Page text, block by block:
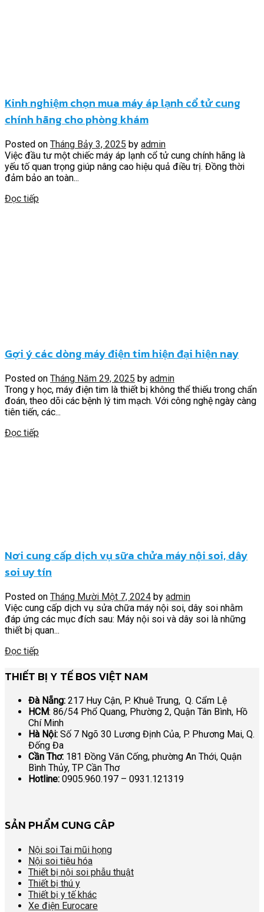
Kinh nghiệm chọn mua máy áp lạnh cổ tử cung
chính hãng cho phòng khám
Posted on Tháng Bảy 3, 2025 by admin
Việc đầu tư một chiếc máy áp lạnh cổ tử cung chính hãng là
yếu tố quan trọng giúp nâng cao hiệu quả điều trị. Đồng thời
đảm bảo an toàn...
Đọc tiếp
Gợi ý các dòng máy điện tim hiện đại hiện nay
Posted on Tháng Năm 29, 2025 by admin
Trong y học, máy điện tim là thiết bị không thể thiếu trong chẩn
đoán, theo dõi các bệnh lý tim mạch. Với công nghệ ngày càng
tiên tiến, các...
Đọc tiếp
Nơi cung cấp dịch vụ sữa chửa máy nội soi, dây
soi uy tín
Posted on Tháng Mười Một 7, 2024 by admin
Việc cung cấp dịch vụ sửa chữa máy nội soi, dây soi nhằm
đáp ứng các mục đích sau: Máy nội soi và dây soi là những
thiết bị quan...
Đọc tiếp
THIẾT BỊ Y TẾ BOS VIỆT NAM
Đà Nẵng: 217 Huy Cận, P. Khuê Trung, Q. Cẩm Lệ
HCM: 86/54 Phổ Quang, Phường 2, Quận Tân Bình, Hồ
Chí Minh
Hà Nội: Số 7 Ngõ 30 Lương Định Của, P. Phương Mai, Q.
Đống Đa
Cần Thơ: 181 Đồng Văn Cống, phường An Thới, Quận
Bình Thủy, TP Cần Thơ
Hotline: 0905.960.197 – 0931.121319
SẢN PHẨM CUNG CÂP
Nội soi Tai mũi họng
Nội soi tiêu hóa
Thiết bị nội soi phẫu thuật
Thiết bị thú y
Thiết bị y tế khác
Xe điện Eurocare